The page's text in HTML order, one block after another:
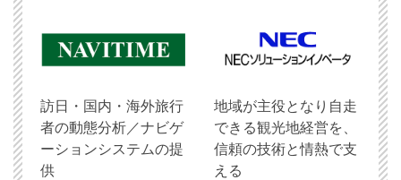
訪日・国内・海外旅行
者の動態分析／ナビゲ
ーションシステムの提
供
地域が主役となり自走
できる観光地経営を、
信頼の技術と情熱で支
える